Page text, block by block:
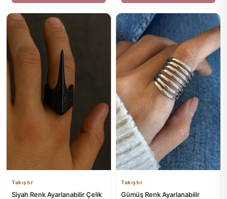
Takıştır
Siyah Renk Ayarlanabilir Çelik
Takıştır
Gümüş Renk Ayarlanabilir